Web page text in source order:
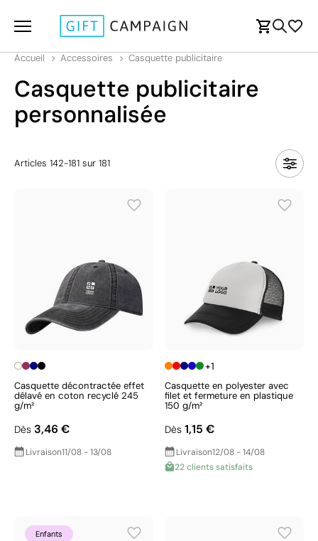
Accueil Accessoires Casquette publicitaire
Casquette publicitaire
personnalisée
Articles 142-181 sur 181
Casquette décontractée effet
délavé en coton recyclé 245
g/m²
Dès 3,46 €
Livraison11/08 - 13/08
+1
Casquette en polyester avec
filet et fermeture en plastique
150 g/m²
Dès 1,15 €
Livraison12/08 - 14/08
22 clients satisfaits
Enfants